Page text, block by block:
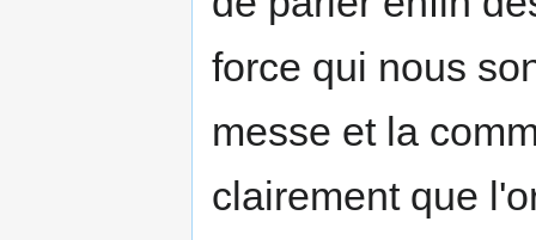
force qui nous
messe et la
claire­ment que